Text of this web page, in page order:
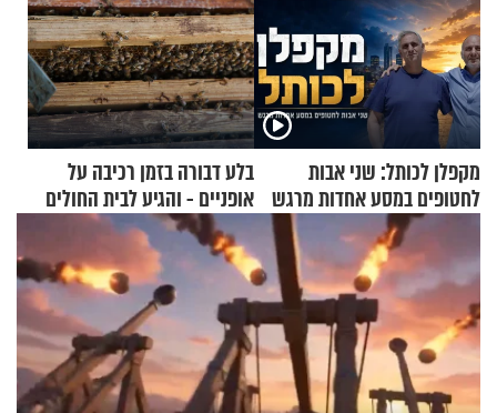
מקפלן לכותל: שני אבות
לחטופים במסע אחדות מרגש
בלע דבורה בזמן רכיבה על
אופניים - והגיע לבית החולים
במצב מסכן חיים